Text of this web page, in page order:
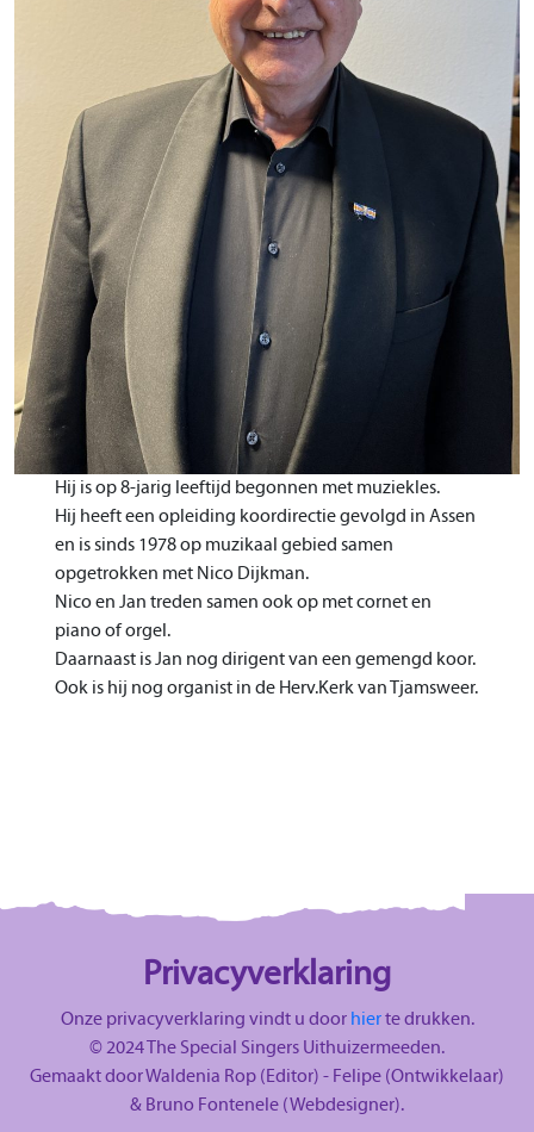
Hij is op 8-jarig leeftijd begonnen met muziekles.
Hij heeft een opleiding koordirectie gevolgd in Assen
en is sinds 1978 op muzikaal gebied samen
opgetrokken met Nico Dijkman.
Nico en Jan treden samen ook op met cornet en
piano of orgel.
Daarnaast is Jan nog dirigent van een gemengd koor.
Ook is hij nog organist in de Herv.Kerk van Tjamsweer.
Privacyverklaring
Onze privacyverklaring vindt u door hierte drukken.
© 2024 The Special Singers Uithuizermeeden.
Gemaakt door Waldenia Rop (Editor) - Felipe (Ontwikkelaar)
& Bruno Fontenele (Webdesigner).